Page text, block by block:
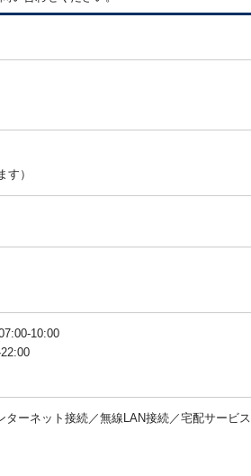
）
10:00
ーネット接続／無線LAN接続／宅配サービス